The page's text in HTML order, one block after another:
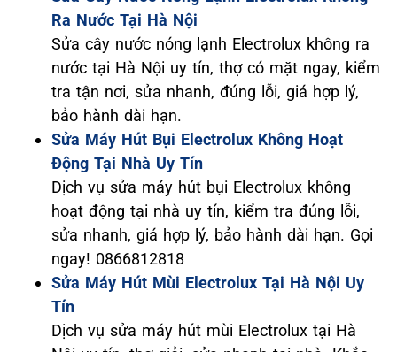
Ra Nước Tại Hà Nội
Sửa cây nước nóng lạnh Electrolux không ra
nước tại Hà Nội uy tín, thợ có mặt ngay, kiểm
tra tận nơi, sửa nhanh, đúng lỗi, giá hợp lý,
bảo hành dài hạn.
Sửa Máy Hút Bụi Electrolux Không Hoạt
Động Tại Nhà Uy Tín
Dịch vụ sửa máy hút bụi Electrolux không
hoạt động tại nhà uy tín, kiểm tra đúng lỗi,
sửa nhanh, giá hợp lý, bảo hành dài hạn. Gọi
ngay! 0866812818
Sửa Máy Hút Mùi Electrolux Tại Hà Nội Uy
Tín
Dịch vụ sửa máy hút mùi Electrolux tại Hà